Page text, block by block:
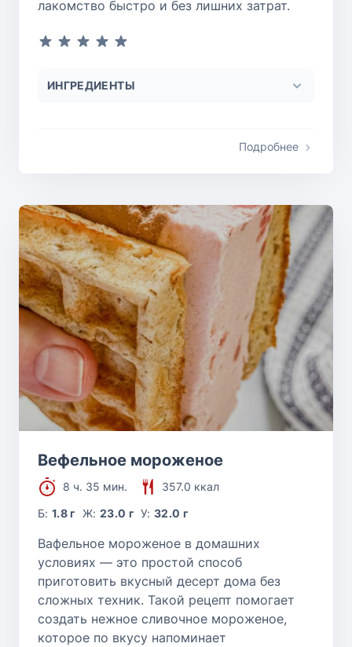
лакомство быстро и без лишних затрат.
ИНГРЕДИЕНТЫ
Подробнее
Вефельное мороженое
8 ч. 35 мин.
357.0 ккал
Б:1.8 г Ж: 23.0 г У:32.0 г
Вафельное мороженое в домашних
условиях — это простой способ
приготовить вкусный десерт дома без
сложных техник. Такой рецепт помогает
создать нежное сливочное мороженое,
которое по вкусу напоминает